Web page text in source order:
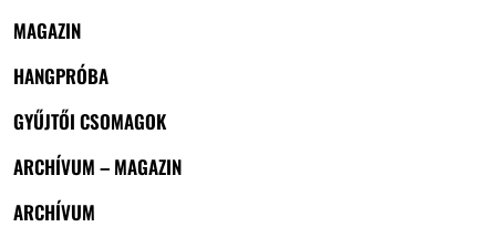
MAGAZIN
HANGPRÓBA
GYŰJTŐI CSOMAGOK
ARCHÍVUM – MAGAZIN
ARCHÍVUM